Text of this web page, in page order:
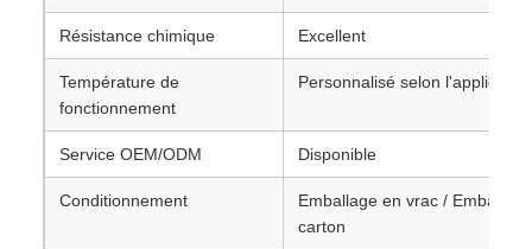
Résistance chimique Excellent
Température de
fonctionnement
Personnalisé selon l'application
Service OEM/ODM Disponible
Conditionnement
Emballage en vrac /
carton